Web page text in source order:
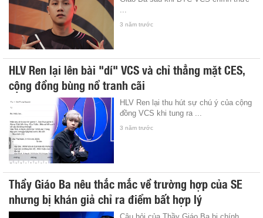
3 năm trước
HLV Ren lại lên bài "dí" VCS và chỉ thẳng mặt CES,
cộng đồng bùng nổ tranh cãi
HLV Ren lại thu hút sự chú ý của cộng
đồng VCS khi tung ra ...
3 năm trước
Thầy Giáo Ba nêu thắc mắc về trường hợp của SE
nhưng bị khán giả chỉ ra điểm bất hợp lý